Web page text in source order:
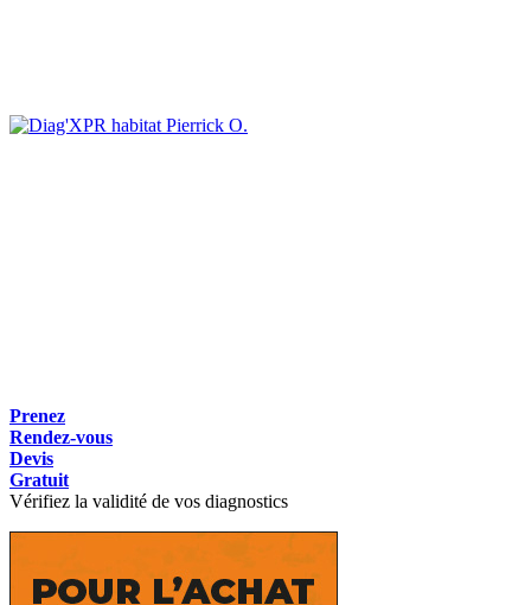
Pierrick O.
Prenez
Rendez-vous
Devis
Gratuit
Vérifiez la validité de vos diagnostics